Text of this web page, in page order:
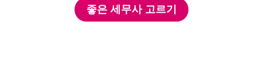
좋은 세무사 고르기